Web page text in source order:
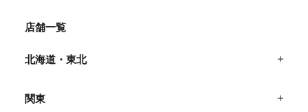
店舗一覧
北海道・東北
関東